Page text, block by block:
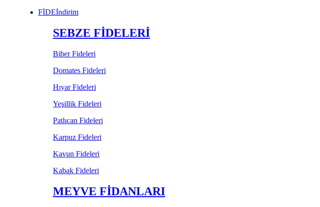
FİDEİndirim
SEBZE FİDELERİ
Biber Fideleri
Domates Fideleri
Hıyar Fideleri
Yeşillik Fideleri
Patlıcan Fideleri
Karpuz Fideleri
Kavun Fideleri
Kabak Fideleri
MEYVE FİDANLARI